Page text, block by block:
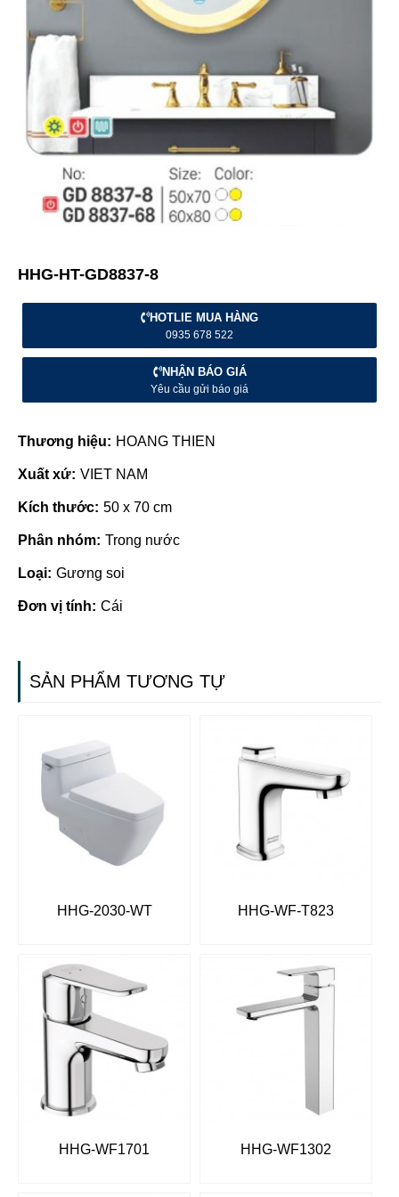
HHG-HT-GD8837-8
HOTLIE MUA HÀNG
0935 678 522
NHẬN BÁO GIÁ
Yêu cầu gửi báo giá
Thương hiệu: HOANG THIEN
Xuất xứ: VIET NAM
Kích thước: 50 x 70 cm
Phân nhóm: Trong nước
Loại: Gương soi
Đơn vị tính: Cái
SẢN PHẨM TƯƠNG TỰ
HHG-2030-WT HHG-WF-T823
HHG-WF1701 HHG-WF1302